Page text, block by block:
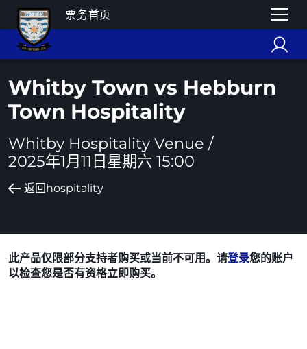
票务首页
Whitby Town vs Hebburn
Town Hospitality
Whitby Hospitality Venue /
2025年1月11日星期六 15:00
返回hospitality
此产品仅限部分支持者购买或当前不可用。请登录您的账户
以检查您是否有资格立即购买。